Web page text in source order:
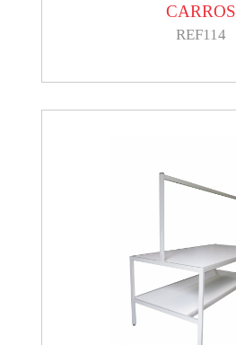
CARROS
REF114